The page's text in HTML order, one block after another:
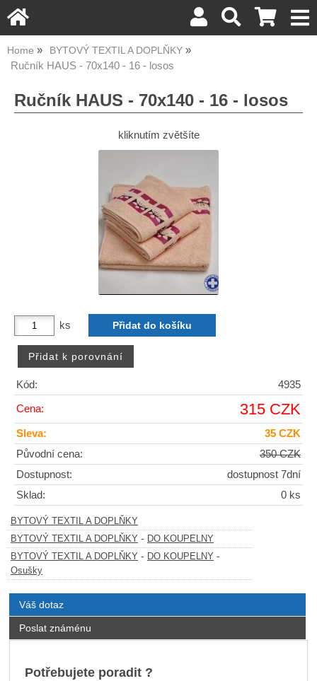
Home BYTOVÝ TEXTIL A DOPLŇKY
Ručník HAUS - 70x140 - 16 - losos
Ručník HAUS - 70x140 - 16 - losos
kliknutím zvětšíte
ks
Kód: 4935
Cena: 315 CZK
Sleva:
35 CZK
Původní cena:
350 CZK
Dostupnost:
dostupnost 7dní
Sklad:
0 ks
BYTOVÝ TEXTIL A DOPLŇKY
BYTOVÝ TEXTIL A DOPLŇKY - DO KOUPELNY
BYTOVÝ TEXTIL A DOPLŇKY - DO KOUPELNY -
Osušky
Váš dotaz
Poslat známénu
Potřebujete poradit ?